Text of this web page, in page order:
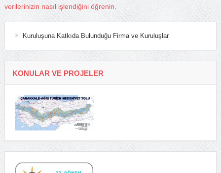
verilerinizin nasıl işlendiğini öğrenin.
Kuruluşuna Katkıda Bulunduğu Firma ve Kuruluşlar
KONULAR VE PROJELER